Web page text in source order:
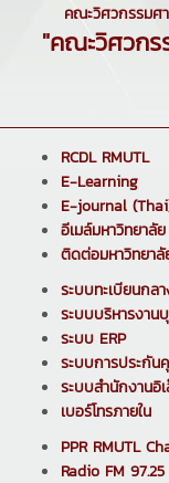
คณะวิศวกรรมศ
"คณะวิศวก
RCDL RMUTL
E-Learning
E-journal
อีเมล์มหาวิทยาลัย
ติดต่อมหาวิทยาลั
ระบบทะเบียนกล
ระบบบริหารงาน
ระบบ ERP
ระบบการประกั
ระบบสำนักงานอิ
เบอร์โทรภายใน
PPR RMUTL
Radio FM